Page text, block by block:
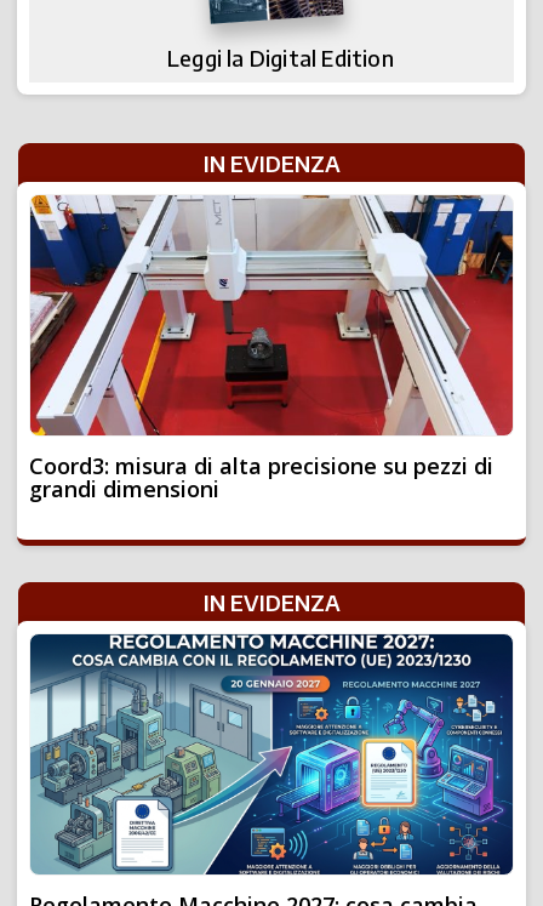
Leggi la Digital Edition
IN EVIDENZA
Coord3: misura di alta precisione su pezzi di
grandi dimensioni
IN EVIDENZA